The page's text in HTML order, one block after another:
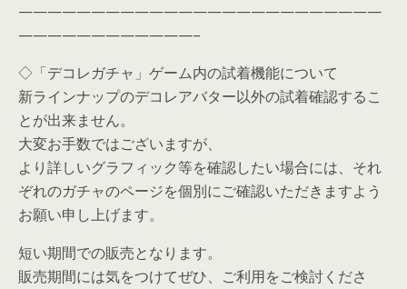
—————————————————————————
————————————–
◇「デコレガチャ」ゲーム内の試着機能について
新ラインナップのデコレアバター以外の試着確認するこ
とが出来ません。
大変お手数ではございますが、
より詳しいグラフィック等を確認したい場合には、それ
ぞれのガチャのページを個別にご確認いただきますよう
お願い申し上げます。
短い期間での販売となります。
販売期間には気をつけてぜひ、ご利用をご検討くださ